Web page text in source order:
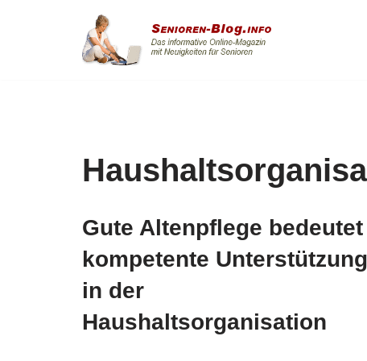
Gute Altenpflege bedeutet
kompetente Unterstützung
in der
Haushaltsorganisation